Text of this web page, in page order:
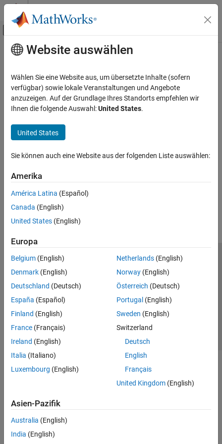
Weiter zum Inhalt
Umschaltung für Off-Canvas-
Startseite der Dokumentation
Hauptinhalt
How useful was this information?
Website auswählen
Wählen Sie eine Website aus, um übersetzte Inhalte (sofern
verfügbar) sowie lokale Veranstaltungen und Angebote
anzuzeigen. Auf der Grundlage Ihres Standorts empfehlen wir
Ihnen die folgende Auswahl:United States.
United States
Sie können auch eine Website aus der folgenden Liste auswählen:
Amerika
América Latina (Español)
Canada (English)
United States (English)
Europa
Belgium (English)
Denmark (English)
Deutschland (Deutsch)
España (Español)
Finland (English)
France (Français)
Ireland (English)
Italia (Italiano)
Luxembourg (English)
Netherlands(English)
Norway(English)
Österreich (Deutsch)
Portugal (English)
Sweden (English)
Switzerland
Deutsch
English
Français
United Kingdom(English)
Asien-Pazifik
Australia (English)
India (English)
Trust Center
Datenschutz-Richtlinien
Datendiebstahl verhindern
Status von Anwendungen
© 1994-2026 The MathWorks, Inc.
Website auswählen
Deutschland